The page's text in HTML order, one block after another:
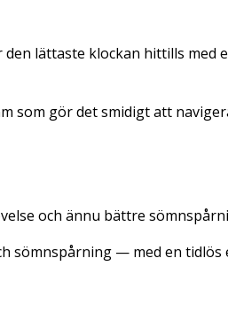
lättaste klockan hittills med
gör det smidigt att
och ännu bättre
sömnspårning — med en tidlös